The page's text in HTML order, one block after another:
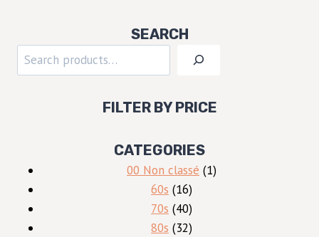
SEARCH
Rechercher
FILTER BY PRICE
CATEGORIES
00 Non classé 11
60s 1616
produits
70s 4040
produits
80s 3232